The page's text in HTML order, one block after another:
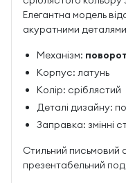
Елегантна модель
акуратними
Механізм:
Корпус: латунь
Колір: сріблястий
Деталі дизайну:
Заправка: змінні
Стильний письмовий
презентабельний